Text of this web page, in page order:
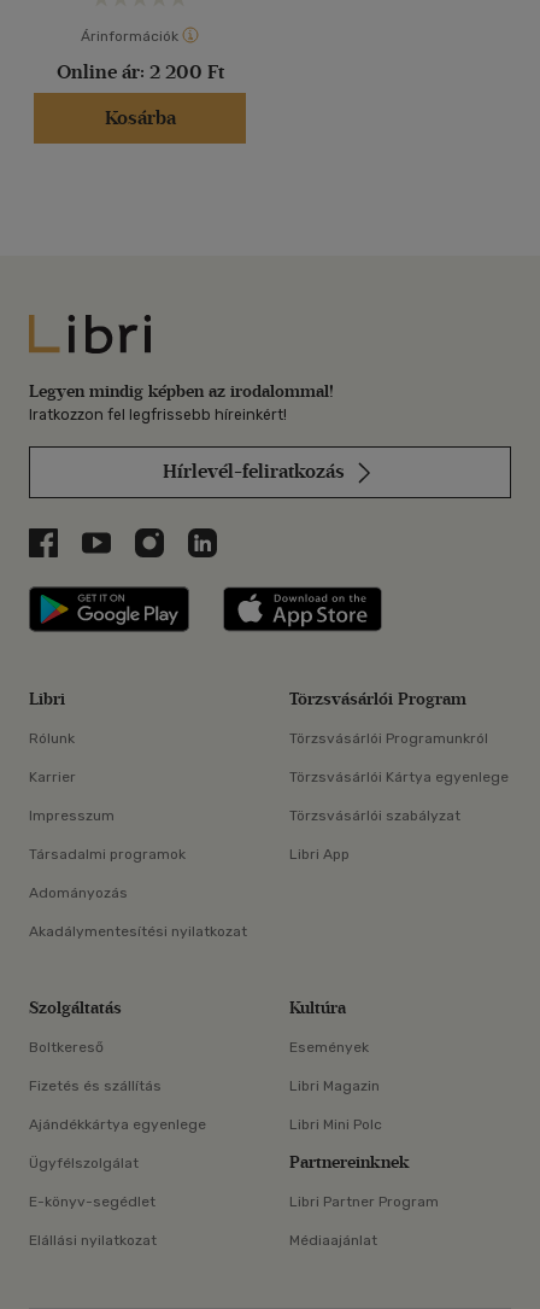
Árinformációk
Online ár: 2 200 Ft
Kosárba
Libri
Legyen mindig képben az irodalommal!
Iratkozzon fel legfrissebb híreinkért!
Hírlevél-feliratkozás
Libri a Facebookon
Libri a Youtube-on
Libri az Instagramon
Libri a LinkedInen
Libri applikáció Szerezd meg: Google
Libri
Rólunk
Karrier
Impresszum
Társadalmi programok
Adományozás
Akadálymentesítési nyilatkozat
Törzsvásárlói Program
Törzsvásárlói Programunkról
Törzsvásárlói Kártya egyenlege
Törzsvásárlói szabályzat
Libri App
Szolgáltatás
Boltkereső
Fizetés és szállítás
Ajándékkártya egyenlege
Ügyfélszolgálat
E-könyv-segédlet
Elállási nyilatkozat
Kultúra
Események
Libri Magazin
Libri Mini Polc
Partnereinknek
Libri Partner Program
Médiaajánlat